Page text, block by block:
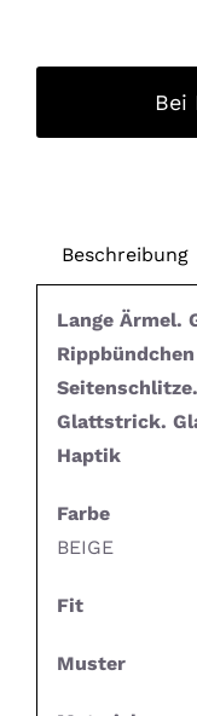
Bei
Beschreibung
Lange Ärmel.
Glattstrick.
Haptik
Farbe
BEIGE
Fit
Muster